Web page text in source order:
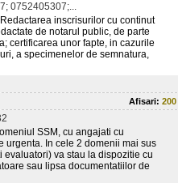
0752405307;...
inscrisurilor cu continut
de notarul public, de parte
certificarea unor fapte, in cazurile
a specimenelor de semnatura,
Afisari: 200
SSM, cu angajati cu
urgenta. In cele 2 domenii mai sus
va stau la dispozitie cu
sau lipsa documentatiilor de